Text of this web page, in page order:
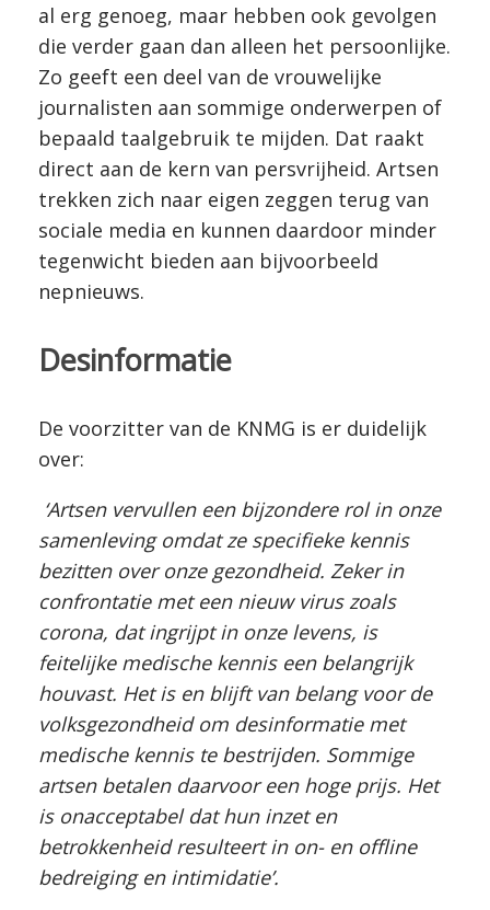
al erg genoeg, maar hebben ook gevolgen
die verder gaan dan alleen het persoonlijke.
Zo geeft een deel van de vrouwelijke
journalisten aan sommige onderwerpen of
bepaald taalgebruik te mijden. Dat raakt
direct aan de kern van persvrijheid. Artsen
trekken zich naar eigen zeggen terug van
sociale media en kunnen daardoor minder
tegenwicht bieden aan bijvoorbeeld
nepnieuws.
Desinformatie
De voorzitter van de KNMG is er duidelijk
over:
‘Artsen vervullen een bijzondere rol in onze
samenleving omdat ze specifieke kennis
bezitten over onze gezondheid. Zeker in
confrontatie met een nieuw virus zoals
corona, dat ingrijpt in onze levens, is
feitelijke medische kennis een belangrijk
houvast. Het is en blijft van belang voor de
volksgezondheid om desinformatie met
medische kennis te bestrijden. Sommige
artsen betalen daarvoor een hoge prijs. Het
is onacceptabel dat hun inzet en
betrokkenheid resulteert in on- en offline
bedreiging en intimidatie’.